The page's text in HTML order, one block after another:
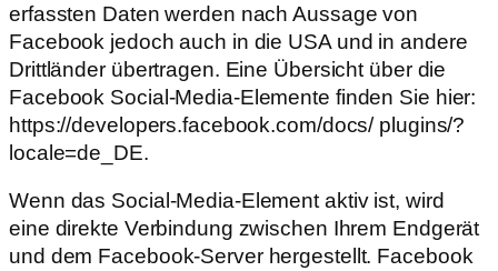
erfassten Daten werden nach Aussage von
Facebook jedoch auch in die USA und in andere
Drittländer übertragen. Eine Übersicht über die
Facebook Social-Media-Elemente finden Sie hier:
https://developers.facebook.com/docs/ plugins/?
locale=de_DE.
Wenn das Social-Media-Element aktiv ist, wird
eine direkte Verbindung zwischen Ihrem Endgerät
und dem Facebook-Server hergestellt. Facebook